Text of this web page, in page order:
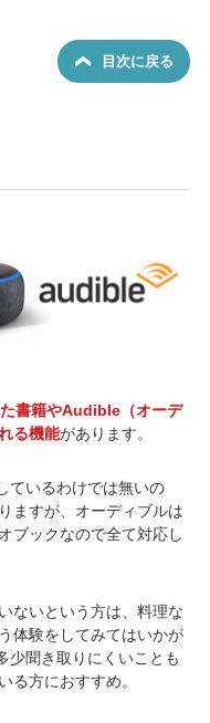
目次に戻る
書籍やAudible（オーデ
る機能があります。
ているわけでは無いの
ますが、オーディブルは
ブックなので全て対応し
ないという方は、料理な
体験をしてみてはいかが
少聞き取りにくいことも
る方におすすめ。